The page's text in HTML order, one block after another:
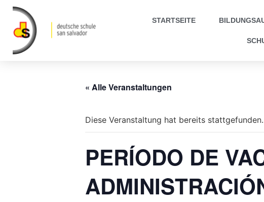
STARTSEITE
« Alle Veranstaltungen
Diese Veranstaltung hat bereits stattgefunden.
PERÍODO DE